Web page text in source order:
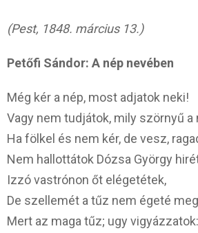
(Pest, 1848. március 13.)
Petőfi Sándor: A nép nevében
Még kér a nép, most adjatok neki!
Vagy nem tudjátok, mily szörnyű a
Ha fölkel és nem kér, de vesz,
Nem hallottátok Dózsa György
Izzó vastrónon őt elégetétek,
De szellemét a tűz nem égeté
Mert az maga tűz; ugy vigyázzatok: